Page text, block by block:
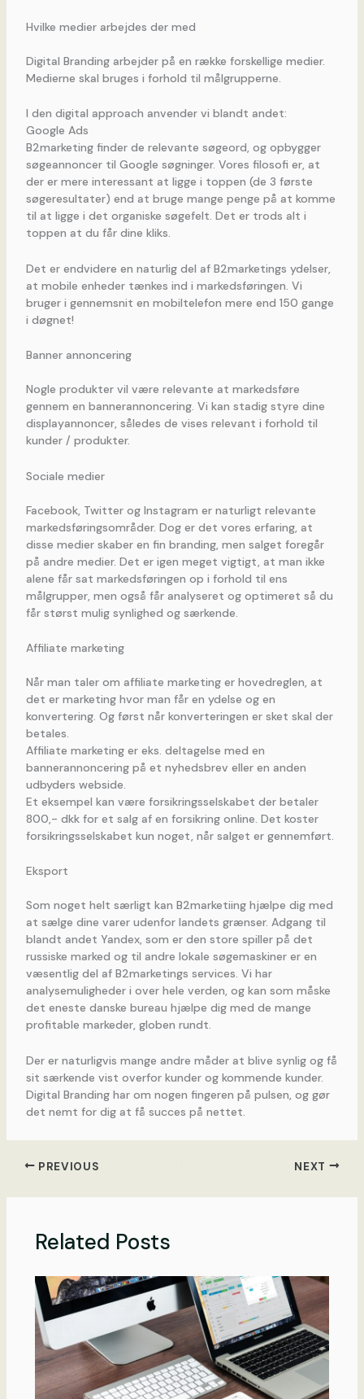
Hvilke medier arbejdes der med
Digital Branding arbejder på en række forskellige medier.
Medierne skal bruges i forhold til målgrupperne.
I den digital approach anvender vi blandt andet:
Google Ads
B2marketing finder de relevante søgeord, og opbygger
søgeannoncer til Google søgninger. Vores filosofi er, at
der er mere interessant at ligge i toppen (de 3 første
søgeresultater) end at bruge mange penge på at komme
til at ligge i det organiske søgefelt. Det er trods alt i
toppen at du får dine kliks.
Det er endvidere en naturlig del af B2marketings ydelser,
at mobile enheder tænkes ind i markedsføringen. Vi
bruger i gennemsnit en mobiltelefon mere end 150 gange
i døgnet!
Banner annoncering
Nogle produkter vil være relevante at markedsføre
gennem en bannerannoncering. Vi kan stadig styre dine
displayannoncer, således de vises relevant i forhold til
kunder / produkter.
Sociale medier
Facebook, Twitter og Instagram er naturligt relevante
markedsføringsområder. Dog er det vores erfaring, at
disse medier skaber en fin branding, men salget foregår
på andre medier. Det er igen meget vigtigt, at man ikke
alene får sat markedsføringen op i forhold til ens
målgrupper, men også får analyseret og optimeret så du
får størst mulig synlighed og særkende.
Affiliate marketing
Når man taler om affiliate marketing er hovedreglen, at
det er marketing hvor man får en ydelse og en
konvertering. Og først når konverteringen er sket skal der
betales.
Affiliate marketing er eks. deltagelse med en
bannerannoncering på et nyhedsbrev eller en anden
udbyders webside.
Et eksempel kan være forsikringsselskabet der betaler
800,- dkk for et salg af en forsikring online. Det koster
forsikringsselskabet kun noget, når salget er gennemført.
Eksport
Som noget helt særligt kan B2marketiing hjælpe dig med
at sælge dine varer udenfor landets grænser. Adgang til
blandt andet Yandex, som er den store spiller på det
russiske marked og til andre lokale søgemaskiner er en
væsentlig del af B2marketings services. Vi har
analysemuligheder i over hele verden, og kan som måske
det eneste danske bureau hjælpe dig med de mange
profitable markeder, globen rundt.
Der er naturligvis mange andre måder at blive synlig og få
sit særkende vist overfor kunder og kommende kunder.
Digital Branding har om nogen fingeren på pulsen, og gør
det nemt for dig at få succes på nettet.
PREVIOUS NEXT
Related Posts